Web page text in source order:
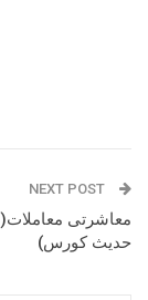
NEXT POST
معاشرتی
حدیث کورس)